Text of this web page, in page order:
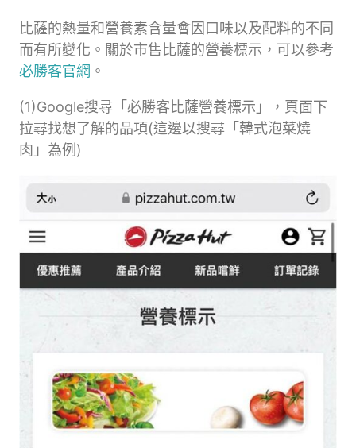
比薩的熱量和營養素含量會因口味以及配料的不同
而有所變化。關於市售比薩的營養標示，可以參考
必勝客官網 。
(1)Google搜尋「必勝客比薩營養標示」，頁面下
拉尋找想了解的品項(這邊以搜尋「韓式泡菜燒
肉」為例)